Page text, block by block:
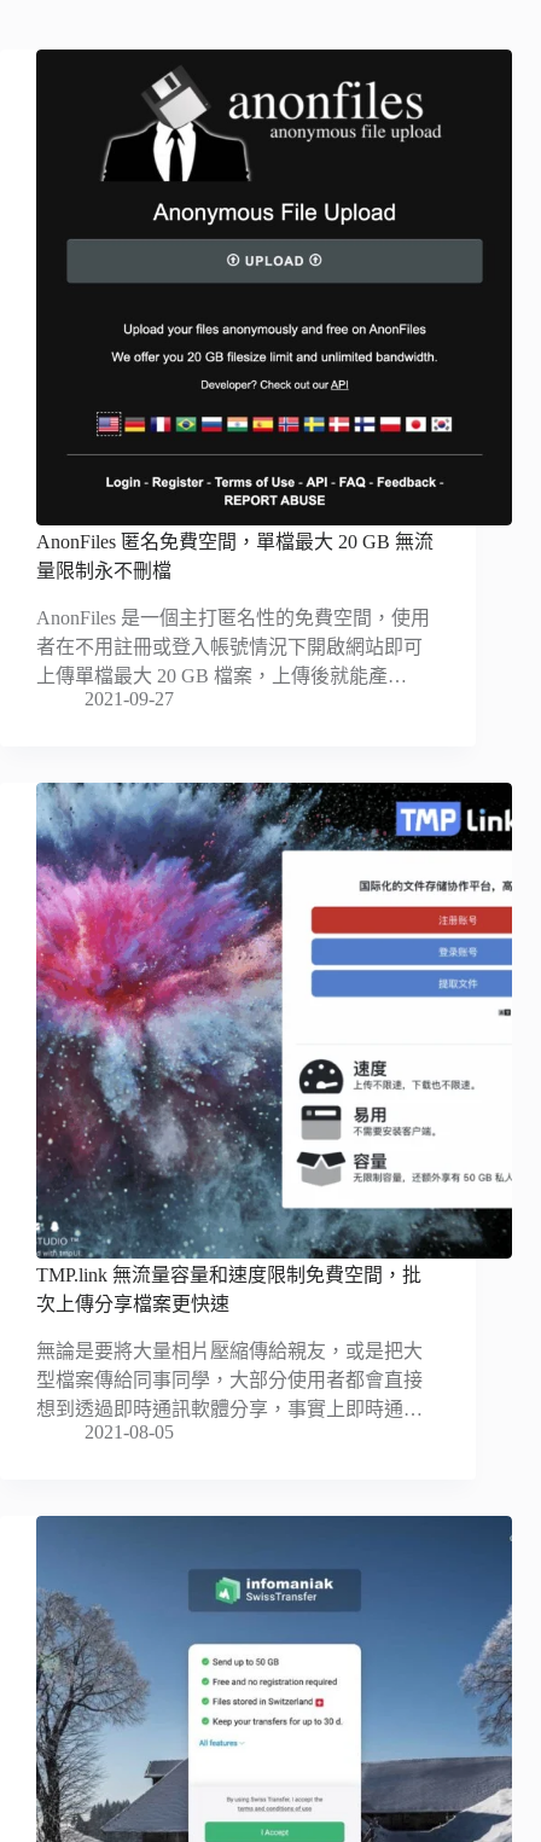
AnonFiles 匿名免費空間，單檔最大 20 GB 無流
量限制永不刪檔
AnonFiles 是一個主打匿名性的免費空間，使用
者在不用註冊或登入帳號情況下開啟網站即可
上傳單檔最大 20 GB 檔案，上傳後就能產…
2021-09-27
TMP.link 無流量容量和速度限制免費空間，批
次上傳分享檔案更快速
無論是要將大量相片壓縮傳給親友，或是把大
型檔案傳給同事同學，大部分使用者都會直接
想到透過即時通訊軟體分享，事實上即時通…
2021-08-05